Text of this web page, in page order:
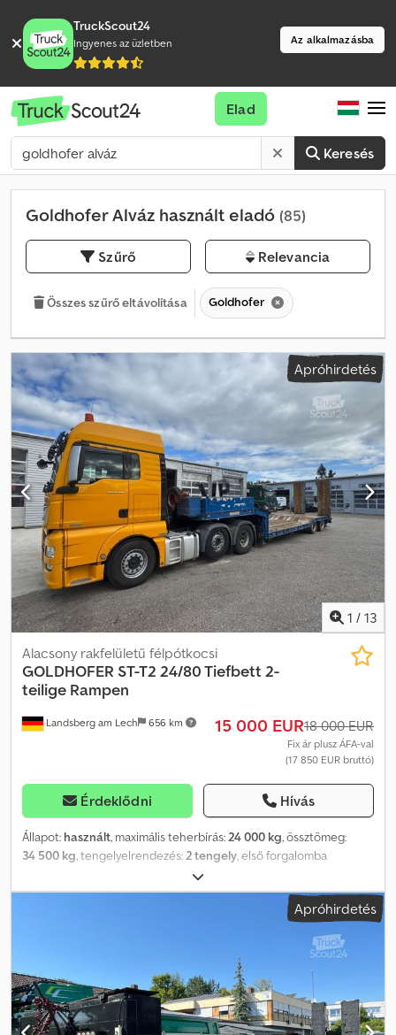
TruckScout24
Ingyenes az üzletben Az alkalmazásba
Keresés
Elad
Goldhofer Alváz használt eladó (85)
Szűrő Relevancia
Összes szűrő eltávolítása Goldhofer
Apróhirdetés
1 / 13
Landsberg am Lech 656 km
Alacsony rakfelületű félpótkocsi
GOLDHOFER ST-T2 24/80 Tiefbett 2-
teilige Rampen
15 000 EUR18 000 EUR
Fix ár plusz ÁFA-val
(17 850 EUR bruttó)
Érdeklődni Hívás
Állapot: használt, maximális teherbírás:24 000 kg, össztömeg:
34 500 kg, tengelyelrendezés:2 tengely, első forgalomba
, következő vizsga (TÜV):
Hossz: 3350 mm Szélesség: 2.490 mm Kormányzási sugár: 2300 mm
Nyeregterhelés: 14 500 kg Nyeregmagasság: 1 300 mm Dcjdpfx
beleértve 400 mm lejtést Szélesség: 2.500 mm Szélesíthető 3.000
mm-re Rakodási magasság: 650 mm Futómű Terhelt rakodási
magasság: 900 mm Hossz: 3.000 mm, beleértve 800 mm lejtést
Szélesség: 2.500 mm Lejtés: 800 mm Hátsó hidraulikus támasz 2
részes hidraulikus rámpák 1. hossz: 2.500 mm 2. hossz: 1.100 mm
Apróhirdetés